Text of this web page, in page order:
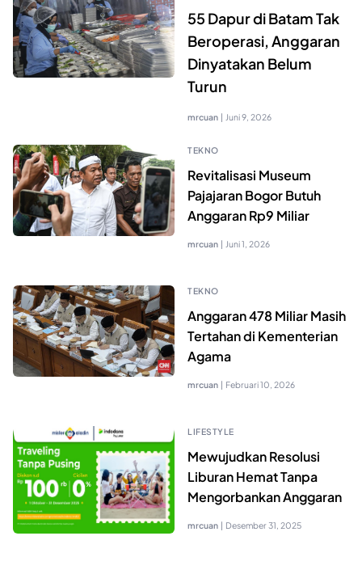
55 Dapur di Batam Tak
Beroperasi, Anggaran
Dinyatakan Belum
Turun
mrcuan | Juni 9, 2026
TEKNO
Revitalisasi Museum
Pajajaran Bogor Butuh
Anggaran Rp9 Miliar
mrcuan | Juni 1, 2026
TEKNO
Anggaran 478 Miliar Masih
Tertahan di Kementerian
Agama
mrcuan | Februari 10, 2026
LIFESTYLE
Mewujudkan Resolusi
Liburan Hemat Tanpa
Mengorbankan Anggaran
mrcuan | Desember 31, 2025